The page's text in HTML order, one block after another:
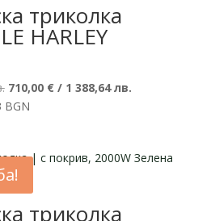
триколка
HARLEY
Original
price
/
1
545,11 лв..
710,00 €/ 1 388,64 лв.Текущата
/
BGN
триколка